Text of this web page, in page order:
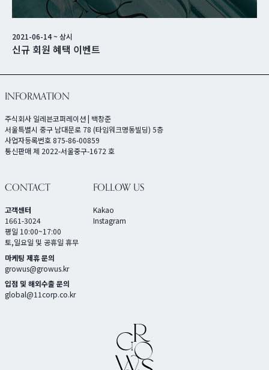
2021-06-14~ 상시
신규 회원 혜택 이벤트
INFORMATION
주식회사 일레븐코퍼레이션 | 백창준
서울특별시 중구 남대문로 78 (타임워크명동빌딩) 5층
사업자등록번호 875-86-00859
통신판매 제 2022-서울중구-1672 호
CONTACT
고객센터
1661-3024
평일 10:00~17:00
토,일요일 및 공휴일 휴무
마케팅 제휴 문의
growus@growus.kr
입점 및 해외수출 문의
global@11corp.co.kr
FOLLOW US
Kakao
Instagram